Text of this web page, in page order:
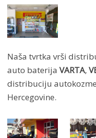
Naša tvrtka vrši
auto baterija VARTA,
distribuciju
Hercegovine.